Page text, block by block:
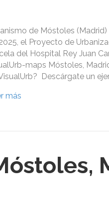
de Móstoles
el Proyecto de
del Hospital Rey Juan
maps Móstoles,
Descárgate un
más